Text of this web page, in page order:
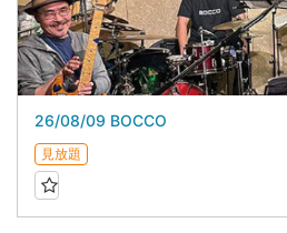
26/08/09 BOCCO
見放題